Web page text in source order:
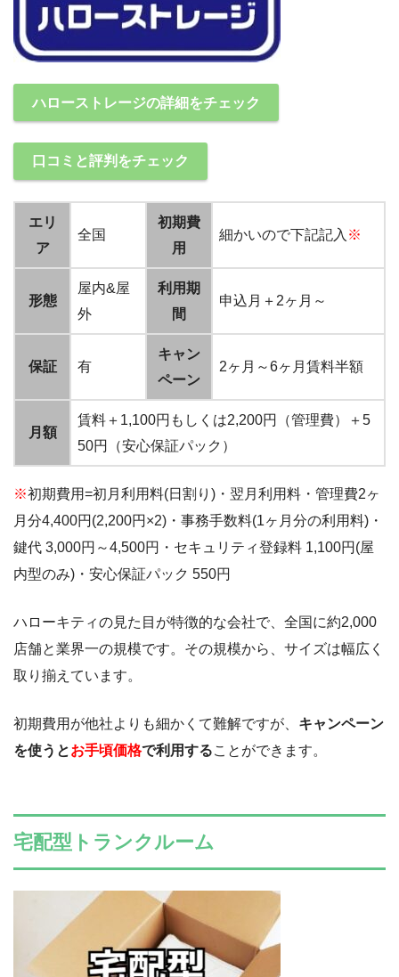
ハローストレージの詳細をチェック
口コミと評判をチェック
エリ
ア
全国
初期費
用
細かいので下記記入 ※
形態
屋内&屋
外
利用期
間
申込月＋2ヶ月～
保証 有
キャン
ペーン
2ヶ月～6ヶ月賃料半額
月額
賃料＋1,100円もしくは2,200円（管理費）＋5
50円（安心保証パック）
※初期費用=初月利用料(日割り)・翌月利用料・管理費2ヶ
月分4,400円(2,200円×2)・事務手数料(1ヶ月分の利用料)・
鍵代 3,000円～4,500円・セキュリティ登録料 1,100円(屋
内型のみ)・安心保証パック 550円
ハローキティの見た目が特徴的な会社で、全国に約2,000
店舗と業界一の規模です。その規模から、サイズは幅広く
取り揃えています。
初期費用が他社よりも細かくて難解ですが、 キャンペーン
を使うとお手頃価格で利用することができます。
宅配型トランクルーム